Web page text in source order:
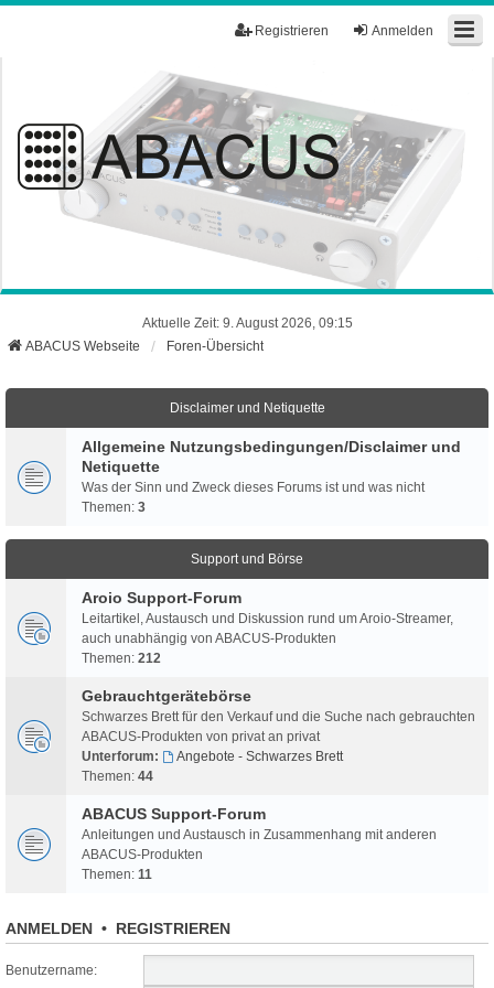
Anmelden
Registrieren
Aktuelle Zeit: 9. August 2026, 09:15
ABACUS Webseite
Foren-Übersicht
Disclaimer und Netiquette
Allgemeine Nutzungsbedingungen/Disclaimer und
Netiquette
Was der Sinn und Zweck dieses Forums ist und was nicht
Themen: 3
Support und Börse
Aroio Support-Forum
Leitartikel, Austausch und Diskussion rund um Aroio-Streamer,
auch unabhängig von ABACUS-Produkten
Themen: 212
Gebrauchtgerätebörse
Schwarzes Brett für den Verkauf und die Suche nach gebrauchten
ABACUS-Produkten von privat an privat
Unterforum:
Angebote - Schwarzes Brett
Themen: 44
ABACUS Support-Forum
Anleitungen und Austausch in Zusammenhang mit anderen
ABACUS-Produkten
Themen: 11
ANMELDEN • REGISTRIEREN
Benutzername: